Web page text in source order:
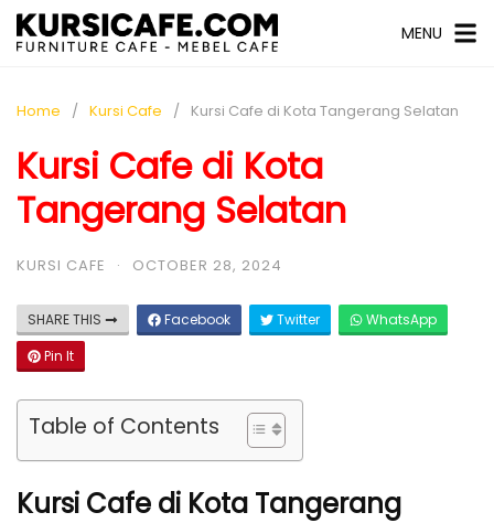
MENU
Home Kursi Cafe Kursi Cafe di Kota Tangerang Selatan
Kursi Cafe di Kota
Tangerang Selatan
KURSI CAFE · OCTOBER 28, 2024
SHARE THIS Facebook Twitter
WhatsApp
Pin It
Table of Contents
Kursi Cafe di Kota Tangerang